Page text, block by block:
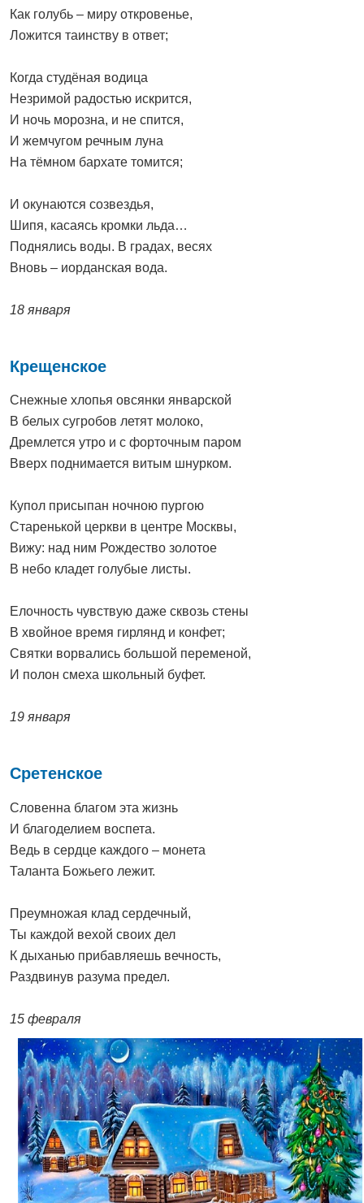
Как голубь – миру откровенье,
Ложится таинству в ответ;
Когда студёная водица
Незримой радостью искрится,
И ночь морозна, и не спится,
И жемчугом речным луна
На тёмном бархате томится;
И окунаются созвездья,
Шипя, касаясь кромки льда…
Поднялись воды. В градах, весях
Вновь – иорданская вода.
18 января
Крещенское
Снежные хлопья овсянки январской
В белых сугробов летят молоко,
Дремлется утро и с форточным паром
Вверх поднимается витым шнурком.
Купол присыпан ночною пургою
Старенькой церкви в центре Москвы,
Вижу: над ним Рождество золотое
В небо кладет голубые листы.
Елочность чувствую даже сквозь стены
В хвойное время гирлянд и конфет;
Святки ворвались большой переменой,
И полон смеха школьный буфет.
19 января
Сретенское
Словенна благом эта жизнь
И благоделием воспета.
Ведь в сердце каждого – монета
Таланта Божьего лежит.
Преумножая клад сердечный,
Ты каждой вехой своих дел
К дыханью прибавляешь вечность,
Раздвинув разума предел.
15 февраля